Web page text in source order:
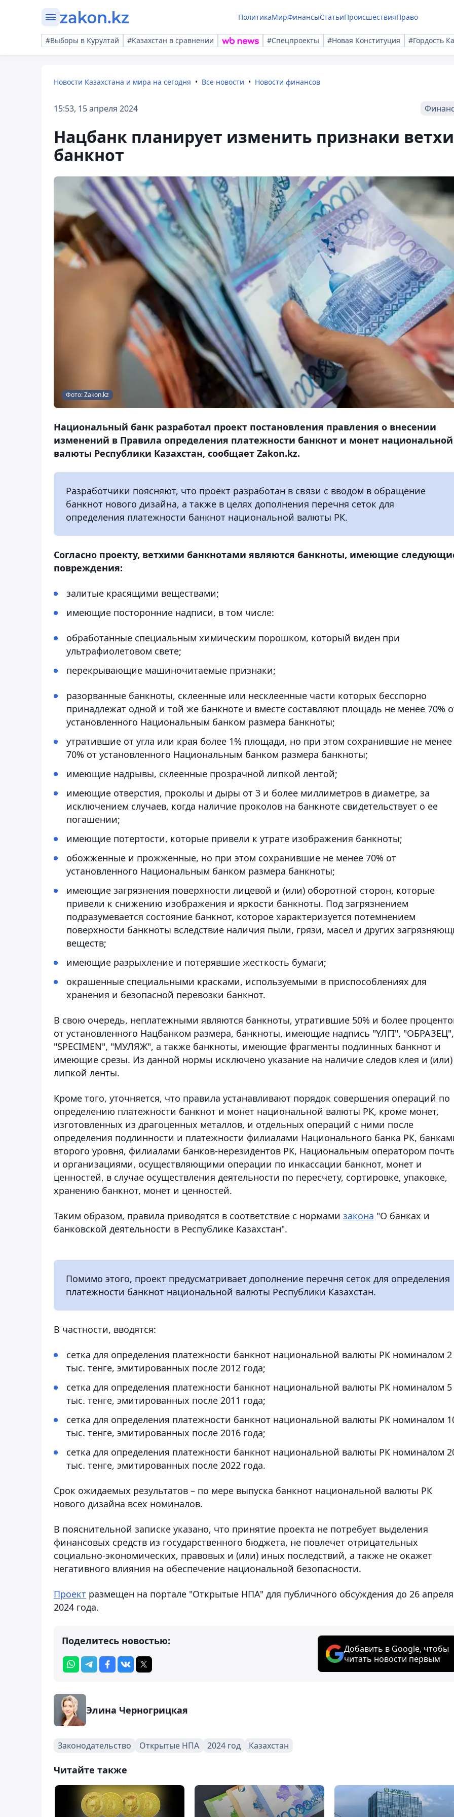
ПолитикаМирФинансыСтатьиПроисшествияПраво
#Выборы в Курултай #Казахстан в сравнении #Спецпроекты #Новая Конституция #Гордость
Новости Казахстана и мира на сегодня Все новости Новости финансов
15:53, 15 апреля 2024
Нацбанк планирует изменить признаки
банкнот
Фото: Zakon.kz
Национальный банк разработал проект постановления правления о внесении
изменений в Правила определения платежности банкнот и монет национальной
валюты Республики Казахстан, сообщает Zakon.kz.
Разработчики поясняют, что проект разработан в связи с вводом в обращение
банкнот нового дизайна, а также в целях дополнения перечня сеток для
определения платежности банкнот национальной валюты РК.
Согласно проекту, ветхими банкнотами являются банкноты, имеющие
повреждения:
залитые красящими веществами;
имеющие посторонние надписи, в том числе:
обработанные специальным химическим порошком, который виден при
ультрафиолетовом свете;
перекрывающие машиночитаемые признаки;
разорванные банкноты, склеенные или несклеенные части которых бесспорно
принадлежат одной и той же банкноте и вместе составляют площадь не менее 70%
установленного Национальным банком размера банкноты;
утратившие от угла или края более 1% площади, но при этом сохранившие не менее
70% от установленного Национальным банком размера банкноты;
имеющие надрывы, склеенные прозрачной липкой лентой;
имеющие отверстия, проколы и дыры от 3 и более миллиметров в диаметре, за
исключением случаев, когда наличие проколов на банкноте свидетельствует о ее
погашении;
имеющие потертости, которые привели к утрате изображения банкноты;
обожженные и прожженные, но при этом сохранившие не менее 70% от
установленного Национальным банком размера банкноты;
имеющие загрязнения поверхности лицевой и (или) оборотной сторон, которые
привели к снижению изображения и яркости банкноты. Под загрязнением
подразумевается состояние банкнот, которое характеризуется потемнением
поверхности банкноты вследствие наличия пыли, грязи, масел и других
веществ;
имеющие разрыхление и потерявшие жесткость бумаги;
окрашенные специальными красками, используемыми в приспособлениях для
хранения и безопасной перевозки банкнот.
В свою очередь, неплатежными являются банкноты, утратившие 50% и более
от установленного Нацбанком размера, банкноты, имеющие надпись "ҮЛГІ", "ОБРАЗЕЦ",
"SPECIMEN", "МУЛЯЖ", а также банкноты, имеющие фрагменты подлинных банкнот и
имеющие срезы. Из данной нормы исключено указание на наличие следов клея и (или)
липкой ленты.
Кроме того, уточняется, что правила устанавливают порядок совершения операций по
определению платежности банкнот и монет национальной валюты РК, кроме монет,
изготовленных из драгоценных металлов, и отдельных операций с ними после
определения подлинности и платежности филиалами Национального банка РК,
второго уровня, филиалами банков-нерезидентов РК, Национальным оператором
и организациями, осуществляющими операции по инкассации банкнот, монет и
ценностей, в случае осуществления деятельности по пересчету, сортировке, упаковке,
хранению банкнот, монет и ценностей.
Таким образом, правила приводятся в соответствие с нормами закона "О банках и
банковской деятельности в Республике Казахстан".
Помимо этого, проект предусматривает дополнение перечня сеток для определения
платежности банкнот национальной валюты Республики Казахстан.
В частности, вводятся:
сетка для определения платежности банкнот национальной валюты РК номиналом 2
тыс. тенге, эмитированных после 2012 года;
сетка для определения платежности банкнот национальной валюты РК номиналом 5
тыс. тенге, эмитированных после 2011 года;
сетка для определения платежности банкнот национальной валюты РК номиналом
тыс. тенге, эмитированных после 2016 года;
сетка для определения платежности банкнот национальной валюты РК номиналом
тыс. тенге, эмитированных после 2022 года.
Срок ожидаемых результатов – по мере выпуска банкнот национальной валюты РК
нового дизайна всех номиналов.
В пояснительной записке указано, что принятие проекта не потребует выделения
финансовых средств из государственного бюджета, не повлечет отрицательных
социально-экономических, правовых и (или) иных последствий, а также не окажет
негативного влияния на обеспечение национальной безопасности.
Проект размещен на портале "Открытые НПА" для публичного обсуждения до 26 апреля
2024 года.
Поделитесь новостью:
Добавить в Google, чтобы
читать новости первым
Элина Черногрицкая
Законодательство Открытые НПА 2024 год Казахстан
Читайте также